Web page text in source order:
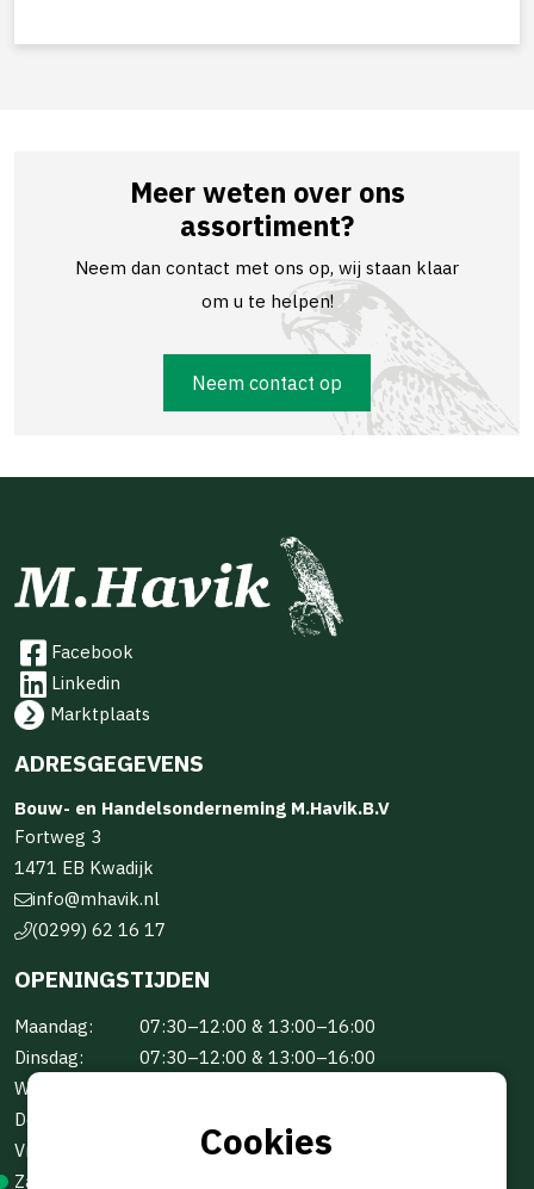
Meer weten over ons
assortiment?
Neem dan contact met ons op, wij staan klaar
om u te helpen!
Neem contact op
Facebook
Linkedin
Marktplaats
ADRESGEGEVENS
Bouw- en Handelsonderneming M.Havik.B.V
Fortweg 3
1471 EB Kwadijk
info@mhavik.nl
(0299) 62 16 17
OPENINGSTIJDEN
Maandag:
07:30–12:00 & 13:00–16:00
Dinsdag:
07:30–12:00 & 13:00–16:00
Woensdag:
Donderdag:
Vrijdag:
07:30–12:00 & 13:00–16:00
Zaterdag:
Cookies